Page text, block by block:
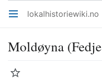
Åpne hovedmenyen lokalhistoriewiki.no
Moldøyna
Overvåk